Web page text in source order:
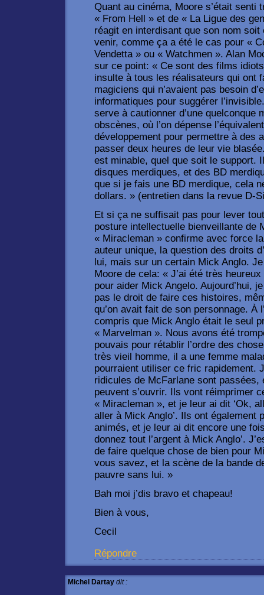
Quant au cinéma, Moore s’était senti
« From Hell » et de « La Ligue des
réagit en interdisant que son nom
venir, comme ça a été le cas pour «
Vendetta » ou « Watchmen ». Alan
sur ce point: « Ce sont des films
insulte à tous les réalisateurs qui ont
magiciens qui n’avaient pas besoin
informatiques pour suggérer
serve à cautionner d’une quelconque
obscènes, où l’on dépense
développement pour permettre à des
passer deux heures de leur vie
est minable, quel que soit le support.
disques merdiques, et des BD
que si je fais une BD merdique, cela
dollars. » (entretien dans la revue D-
Et si ça ne suffisait pas pour lever
posture intellectuelle bienveillante de
« Miracleman » confirme avec force
auteur unique, la question des droits
lui, mais sur un certain Mick Anglo.
Moore de cela: « J’ai été très
pour aider Mick Angelo. Aujourd’hui,
pas le droit de faire ces histoires,
qu’on avait fait de son personnage. À
compris que Mick Anglo était le seul
« Marvelman ». Nous avons été
pouvais pour rétablir l’ordre des
très vieil homme, il a une femme
pourraient utiliser ce fric rapidement.
ridicules de McFarlane sont
peuvent s’ouvrir. Ils vont réimprimer
« Miracleman », et je leur ai dit ‘Ok,
aller à Mick Anglo’. Ils ont également
animés, et je leur ai dit encore une
donnez tout l’argent à Mick Anglo’.
de faire quelque chose de bien pour
vous savez, et la scène de la bande
pauvre sans lui. »
Bah moi j’dis bravo et chapeau!
Bien à vous,
Cecil
Répondre
Michel Dartay dit :